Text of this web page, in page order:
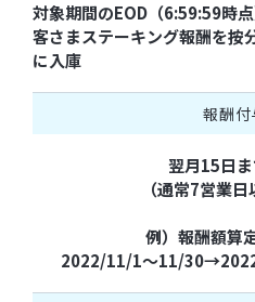
対象期間のEOD（6:59:59時
客さまステーキング報酬を按
に入庫
報酬付
翌月15日
（通常7営業日
例）報酬額算
2022/11/1～11/